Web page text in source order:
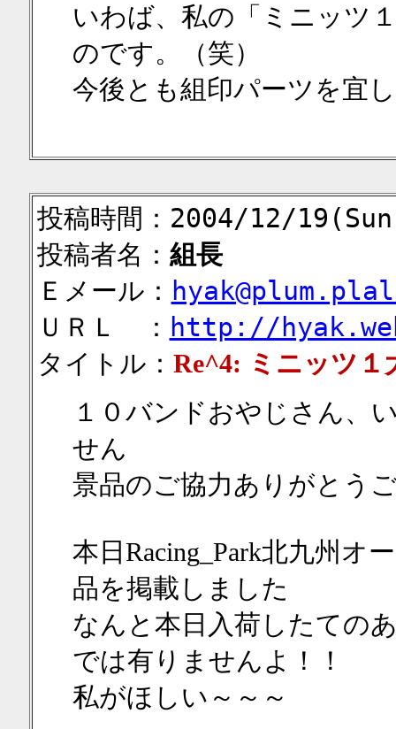
いわば、私の「ミニッツ
のです。（笑）
今後とも組印パーツを宜
投稿時間：2004/12/
投稿者名： 組長
Ｅメール：
ＵＲＬ ： http://
タイトル： Re^4: ミニッツ１
１０バンドおやじさん、
せん
景品のご協力ありがとう
本日Racing_Park北九州オ
品を掲載しました
なんと本日入荷したての
では有りませんよ！！
私がほしい～～～